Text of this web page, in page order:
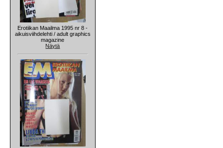
Erotiikan Maailma 1995 nr 8 -
aikuisviihdelehti / adult graphics
magazine
Näytä